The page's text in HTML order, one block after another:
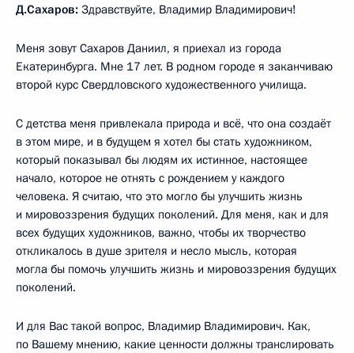
Д.Сахаров: Здравствуйте, Владимир Владимирович!
Меня зовут Сахаров Даниил, я приехал из города
Екатеринбурга. Мне 17 лет. В родном городе я заканчиваю
второй курс Свердловского художественного училища.
С детства меня привлекала природа и всё, что она создаёт
в этом мире, и в будущем я хотел бы стать художником,
который показывал бы людям их истинное, настоящее
начало, которое не отнять с рождением у каждого
человека. Я считаю, что это могло бы улучшить жизнь
и мировоззрения будущих поколений. Для меня, как и для
всех будущих художников, важно, чтобы их творчество
откликалось в душе зрителя и несло мысль, которая
могла бы помочь улучшить жизнь и мировоззрения будущих
поколений.
И для Вас такой вопрос, Владимир Владимирович. Как,
по Вашему мнению, какие ценности должны транслировать